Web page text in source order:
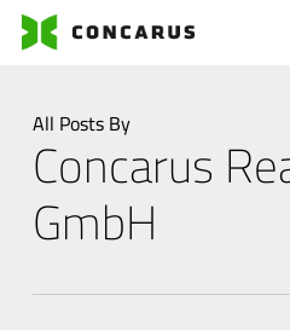
Skip
All Posts By
Concarus
GmbH